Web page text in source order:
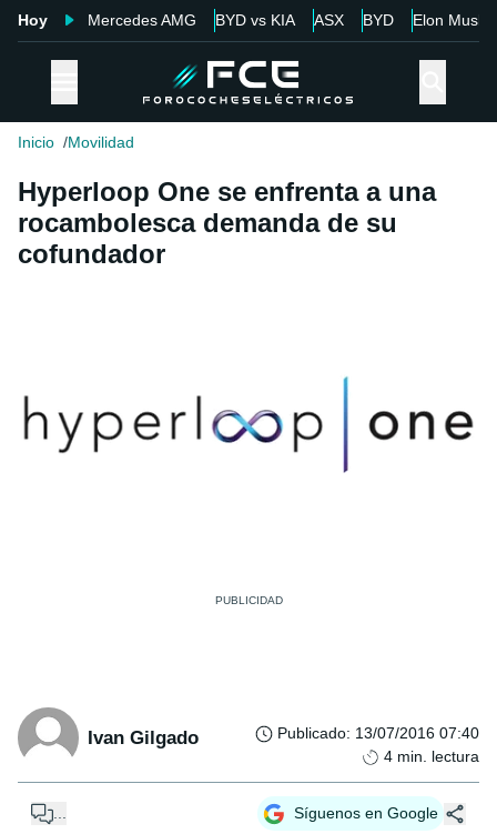
Hoy Mercedes AMG BYD vs KIA ASX BYD Elon Musk
Inicio Movilidad
Hyperloop One se enfrenta a una
rocambolesca demanda de su
cofundador
Ivan Gilgado Publicado: 13/07/2016 07:40
4 min. lectura
... Síguenos en Google